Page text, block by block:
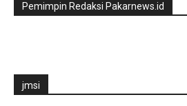
Pemimpin Redaksi Pakarnews.id
jmsi